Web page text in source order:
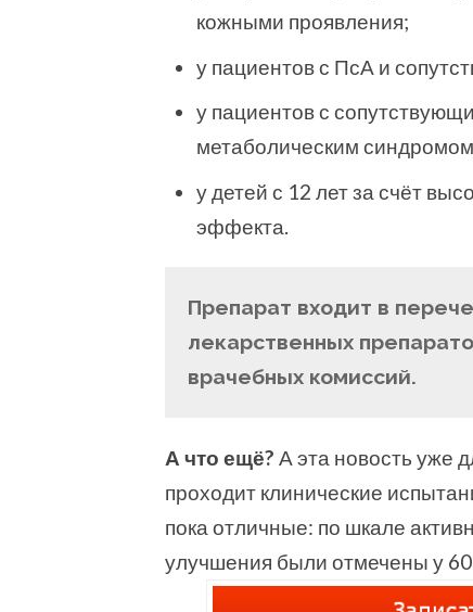
кожными проявления;
у пациентов с ПсА и
у пациентов с
метаболическим
у детей с 12 лет за счёт
эффекта.
Препарат входит в
лекарственных
врачебных комиссий.
А что ещё? А эта новость уже
проходит клинические
пока отличные: по шка­ле
улучшения были отмечены у